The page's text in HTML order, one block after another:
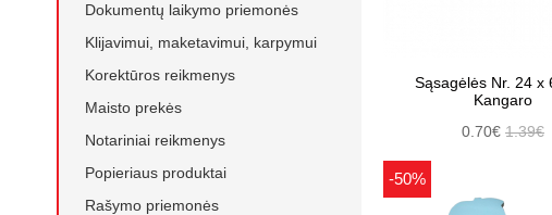
Dokumentų laikymo priemonės
Klijavimui, maketavimui, karpymui
Korektūros reikmenys
Maisto prekės
Notariniai reikmenys
Popieriaus produktai
Rašymo priemonės
Sąsagėlės Nr. 24 x
Kangaro
0.70€ 1.39€
-50%